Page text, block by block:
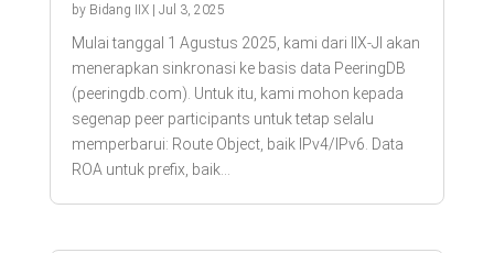
by Bidang IIX| Jul 3, 2025
Mulai tanggal 1 Agustus 2025, kami dari IIX-JI akan
menerapkan sinkronasi ke basis data PeeringDB
(peeringdb.com). Untuk itu, kami mohon kepada
segenap peer participants untuk tetap selalu
memperbarui: Route Object, baik IPv4/IPv6. Data
ROA untuk prefix, baik...